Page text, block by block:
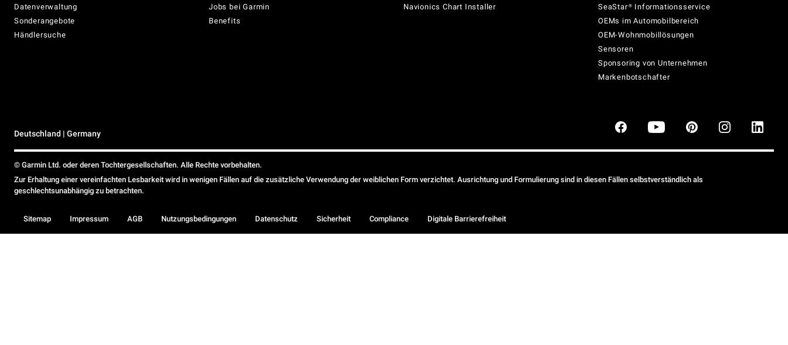
Datenverwaltung
Sonderangebote
Händlersuche
Jobs bei Garmin
Benefits
Navionics Chart Installer
SeaStar® Informationsservice
OEMs im Automobilbereich
OEM-Wohnmobillösungen
Sensoren
Sponsoring von Unternehmen
Markenbotschafter
Deutschland | Germany
© Garmin Ltd. oder deren Tochtergesellschaften. Alle Rechte vorbehalten.
Zur Erhaltung einer vereinfachten Lesbarkeit wird in wenigen Fällen auf die zusätzliche Verwendung der weiblichen Form verzichtet. Ausrichtung und Formulierung sind in diesen Fällen selbstverständlich als
geschlechtsunabhängig zu betrachten.
Sitemap Impressum AGB Nutzungsbedingungen Datenschutz Sicherheit Compliance Digitale Barrierefreiheit